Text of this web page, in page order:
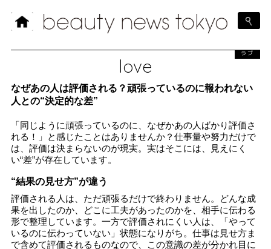
love
ラブ
なぜあの人は評価される？頑張っているのに報われない
人との“決定的な差”
「同じように頑張っているのに、なぜかあの人ばかり評価さ
れる！」と感じたことはありませんか？仕事量や努力だけで
は、評価は決まらないのが現実。実はそこには、見えにく
い“差”が存在しています。
“結果の見せ方”が違う
評価される人は、ただ頑張るだけで終わりません。どんな成
果を出したのか、どこに工夫があったのかを、相手に伝わる
形で整理しています。一方で評価されにくい人は、「やって
いるのに伝わっていない」状態になりがち。仕事は見せ方ま
で含めて評価されるものなので、この意識の差が分かれ目に